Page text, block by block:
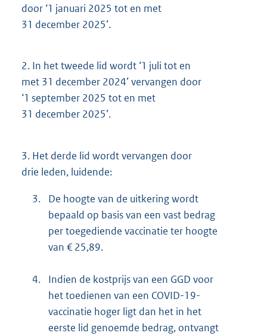
door ‘1 januari 2025 tot en met
31 december 2025’.
2. In het tweede lid wordt ‘1 juli tot en
met 31 december 2024’ vervangen door
‘1 september 2025 tot en met
31 december 2025’.
3. Het derde lid wordt vervangen door
drie leden, luidende:
3.
De hoogte van de uitkering wordt
bepaald op basis van een vast bedrag
per toegediende vaccinatie ter hoogte
van € 25,89.
4.
Indien de kostprijs van een GGD voor
het toedienen van een COVID-19-
vaccinatie hoger ligt dan het in het
eerste lid genoemde bedrag, ontvangt